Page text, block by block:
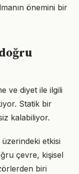
önemini bir
ve diyet ile ilgili
Statik bir
kalabiliyor.
etkisi
çevre, kişisel
biri